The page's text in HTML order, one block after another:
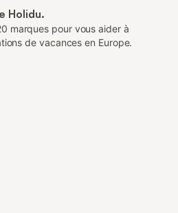
Holidu.
marques pour vous aider à
de vacances en Europe.